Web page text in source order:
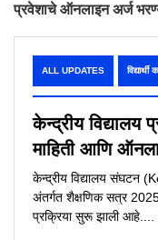
प्रवेशाचे ऑनलाइन अर्ज
ALL UPDATES विद्यार्थी
केन्द्रीय
माहिती आणि
केन्द्रीय विद्यालय
अंतर्गत शैक्षणिक सत्र
प्रक्रिया सुरू झाली आहे....